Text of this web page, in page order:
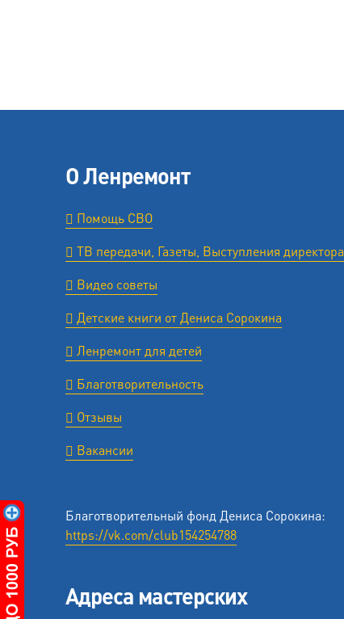
О Ленремонт
Помощь СВО
ТВ передачи, Газеты, Выступления директора
Видео советы
Детские книги от Дениса Сорокина
Ленремонт для детей
Благотворительность
Отзывы
Вакансии
Благотворительный фонд Дениса Сорокина:
https://vk.com/club154254788
Адреса мастерских